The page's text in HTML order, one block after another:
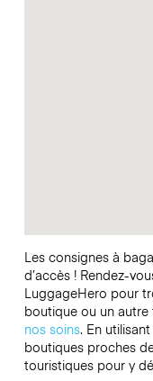
Les consignes à
d’accès ! Rendez-
LuggageHero pour
boutique ou un
nos soins. En
boutiques proches
touristiques pour y